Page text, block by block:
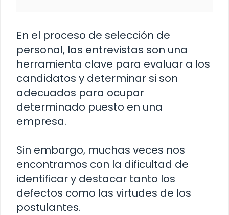
En el proceso de selección de
personal, las entrevistas son una
herramienta clave para evaluar a los
candidatos y determinar si son
adecuados para ocupar
determinado puesto en una
empresa.
Sin embargo, muchas veces nos
encontramos con la dificultad de
identificar y destacar tanto los
defectos como las virtudes de los
postulantes.